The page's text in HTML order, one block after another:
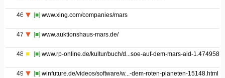
46 [■] www.xing.com/companies/mars
47 [■] www.auktionshaus-mars.de/
48 [■] www.rp-online.de/kultur/buch/d...soe-auf-dem-mars-aid-1.4749580
49 [■] winfuture.de/videos/software/w...-dem-roten-planeten-15148.html